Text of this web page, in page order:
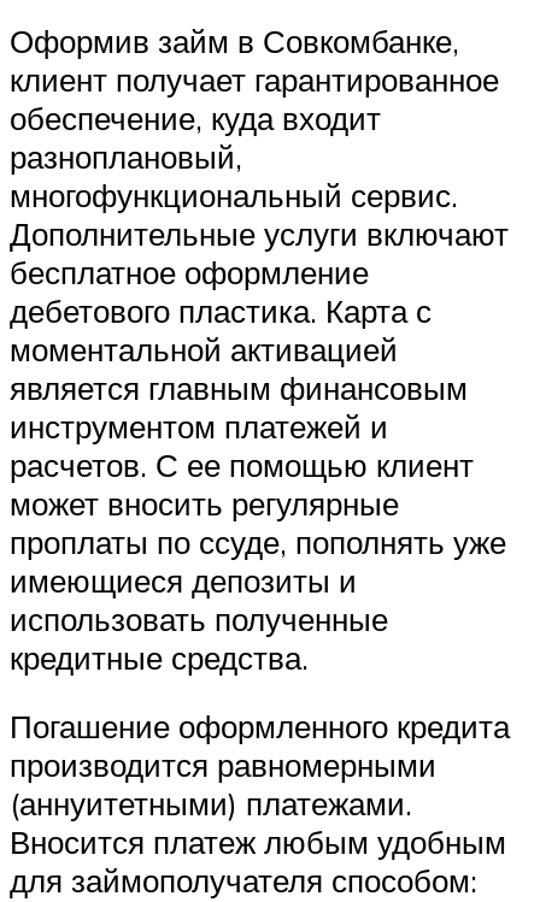
Оформив займ в Совкомбанке,
клиент получает гарантированное
обеспечение, куда входит
разноплановый,
многофункциональный сервис.
Дополнительные услуги включают
бесплатное оформление
дебетового пластика. Карта с
моментальной активацией
является главным финансовым
инструментом платежей и
расчетов. С ее помощью клиент
может вносить регулярные
проплаты по ссуде, пополнять уже
имеющиеся депозиты и
использовать полученные
кредитные средства.
Погашение оформленного кредита
производится равномерными
(аннуитетными) платежами.
Вносится платеж любым удобным
для займополучателя способом: